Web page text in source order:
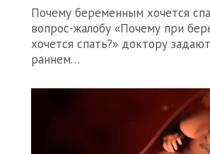
Почему беременным хочется
вопрос-жалобу «Почему при
хочется спать?» доктору
раннем…